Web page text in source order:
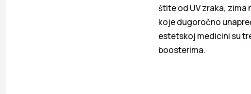
štite od UV zraka,
koje dugoročno
estetskoj medicini su
boosterima.